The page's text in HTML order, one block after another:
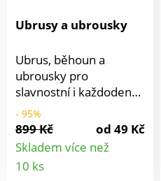
Ubrusy a ubrousky
Ubrus, běhoun a
ubrousky pro
slavnostní i každodenní
stolování umí s
interiérem divy. Pokud
je navíc vzájemně
barevně sladíte, váš
domov zazáří.
- 95%
899 Kč
od 49 Kč
Skladem více než
10 ks